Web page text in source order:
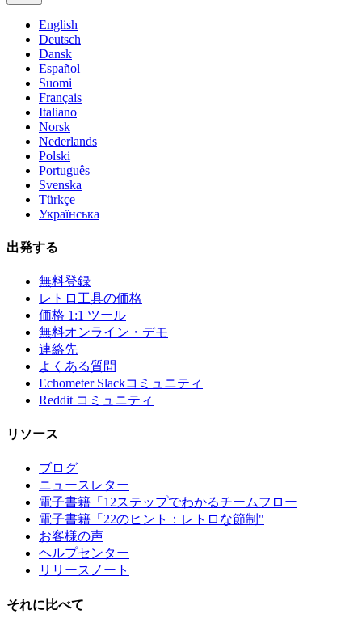
English
Deutsch
Dansk
Español
Suomi
Français
Italiano
Norsk
Nederlands
Polski
Português
Svenska
Türkçe
Українська
出発する
無料登録
レトロ工具の価格
価格 1:1 ツール
無料オンライン・デモ
連絡先
よくある質問
Echometer Slackコミュニティ
Reddit コミュニティ
リソース
ブログ
ニュースレター
電子書籍「12ステップでわかるチームフロー
電子書籍「22のヒント：レトロな節制"
お客様の声
ヘルプセンター
リリースノート
それに比べて